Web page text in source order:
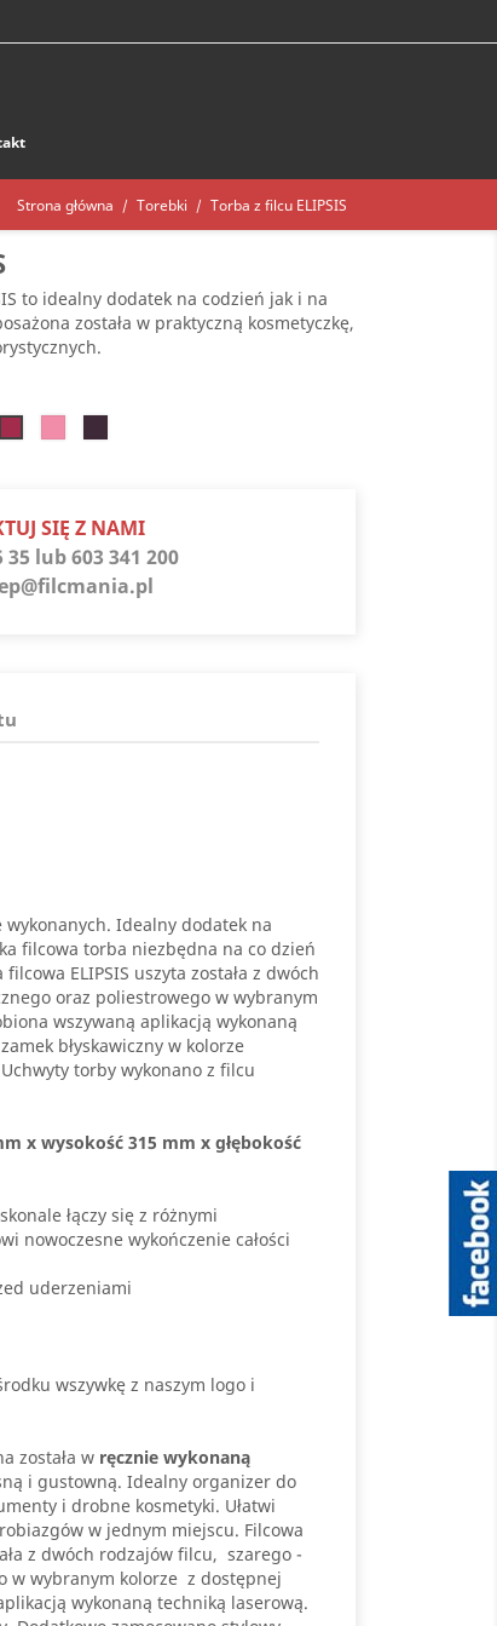
Strona główna Torebki Torba z filcu ELIPSIS
to idealny dodatek na codzień jak i na
została w praktyczną kosmetyczkę,
SIĘ Z NAMI
35 lub 603 341 200
Idealny dodatek na
filcowa torba niezbędna na co dzień
ELIPSIS uszyta została z dwóch
oraz poliestrowego w wybranym
wszywaną aplikacją wykonaną
błyskawiczny w kolorze
torby wykonano z filcu
x wysokość 315 mm x głębokość
łączy się z różnymi
nowoczesne wykończenie całości
uderzeniami
wszywkę z naszym logo i
została w ręcznie wykonaną
i gustowną. Idealny organizer do
i drobne kosmetyki. Ułatwi
w jednym miejscu. Filcowa
z dwóch rodzajów filcu, szarego -
w wybranym kolorze z dostępnej
wykonaną techniką laserową.